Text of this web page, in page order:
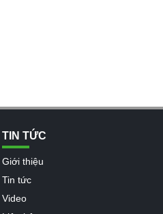
TIN TỨC
Giới thiệu
Tin tức
Video